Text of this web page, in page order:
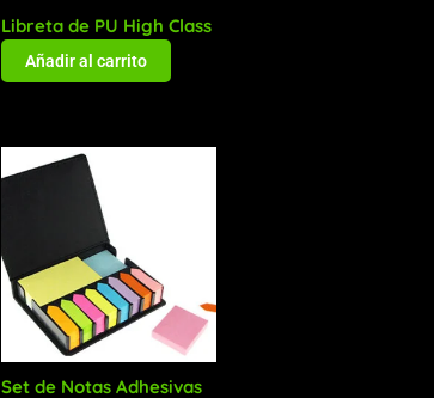
Libreta de PU High Class
Añadir al carrito
Set de Notas Adhesivas